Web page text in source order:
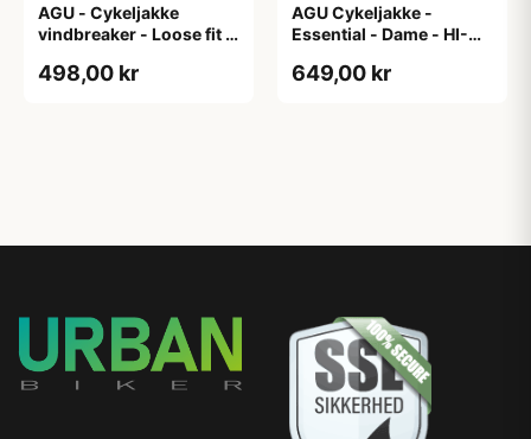
AGU - Cykeljakke
vindbreaker - Loose fit -
498,00 kr
AGU Cykeljakke -
Essential - Dame - HI-
649,00 kr